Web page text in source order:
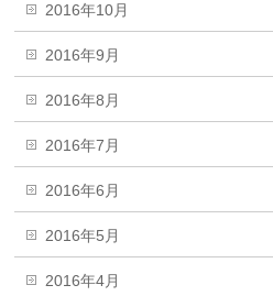
2016年10月
2016年9月
2016年8月
2016年7月
2016年6月
2016年5月
2016年4月